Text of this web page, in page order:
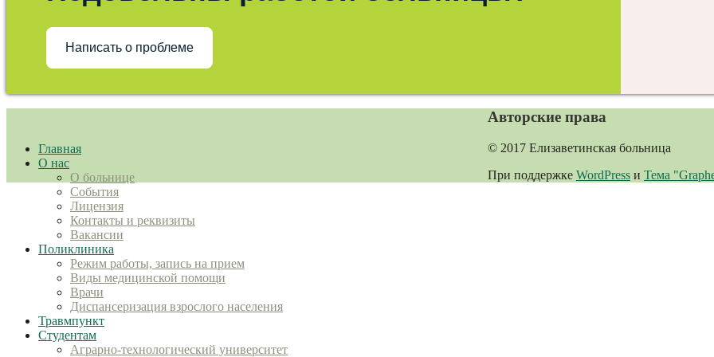
Написать о проблеме
Главная
О нас
О больнице
События
Лицензия
Контакты и реквизиты
Вакансии
Поликлиника
Режим работы, запись на прием
Виды медицинской помощи
Врачи
Диспансеризация взрослого населения
Травмпункт
Студентам
Аграрно-технологический университет
Авторские права
© 2017 Елизаветинская больница
При поддержке WordPress и Тема